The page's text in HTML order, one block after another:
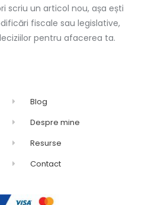
scriu un articol nou, așa ești
fiscale sau legislative,
pentru afacerea ta.
Blog
Despre mine
Resurse
Contact